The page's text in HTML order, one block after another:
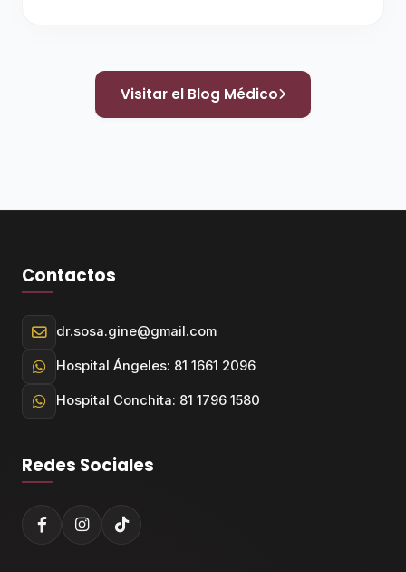
Visitar el Blog Médico
Contactos
dr.sosa.gine@gmail.com
Hospital Ángeles: 81 1661 2096
Hospital Conchita: 81 1796 1580
Redes Sociales